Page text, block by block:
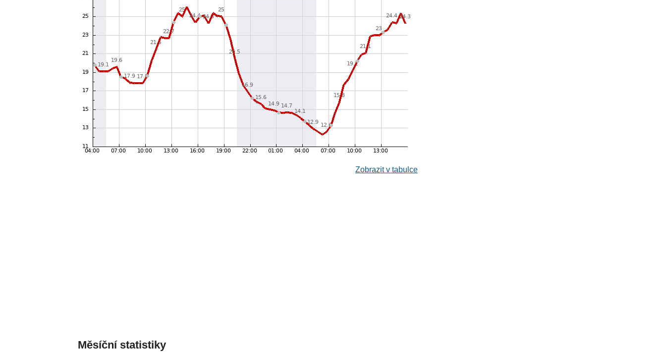
Zobrazit v tabulce
Měsíční statistiky